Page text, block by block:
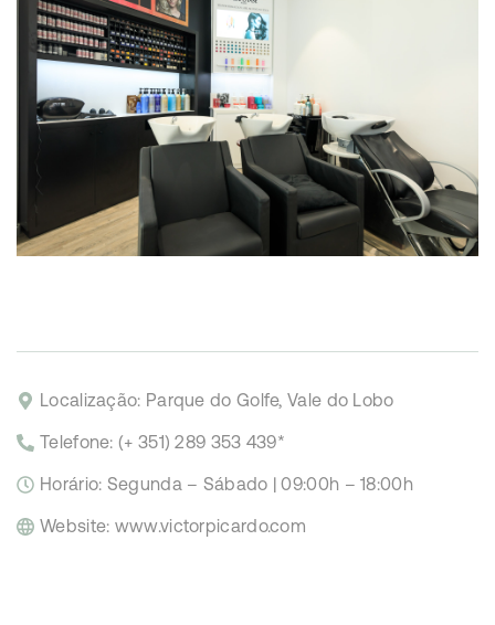
Localização: Parque do Golfe, Vale do Lobo
Telefone: (+ 351) 289 353 439*
Horário: Segunda – Sábado | 09:00h – 18:00h
Website: www.victorpicardo.com